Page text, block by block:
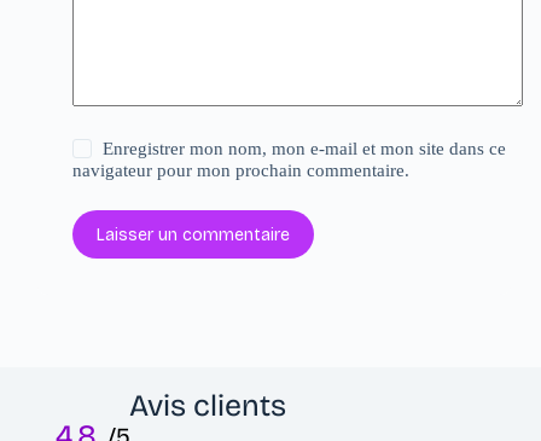
Enregistrer mon nom, mon e-mail et mon site dans ce
navigateur pour mon prochain commentaire.
Laisser un commentaire
Avis clients